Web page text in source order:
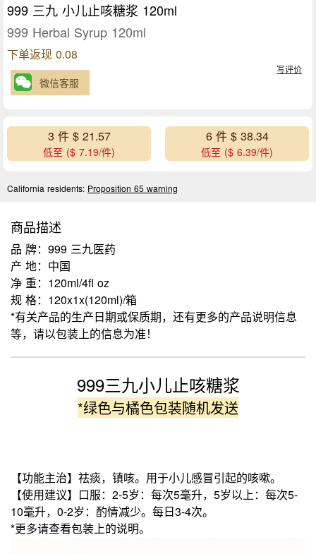
999 三九 小儿止咳糖浆 120ml
999 Herbal Syrup 120ml
下单返现 0.08
写评价
微信客服
3 件 $ 21.57
低至 ($ 7.19/件)
6 件 $ 38.34
低至 ($ 6.39/件)
California residents: Proposition 65 warning
商品描述
品 牌：999 三九医药
产 地：中国
净 重：120ml/4fl oz
规 格：120x1x(120ml)/箱
*有关产品的生产日期或保质期，还有更多的产品说明信息
等，请以包装上的信息为准！
999三九小儿止咳糖浆
*绿色与橘色包装随机发送
【功能主治】祛痰，镇咳。用于小儿感冒引起的咳嗽。
【使用建议】口服：2-5岁：每次5毫升，5岁以上：每次5-
10毫升，0-2岁：酌情减少。每日3-4次。
*更多请查看包装上的说明。